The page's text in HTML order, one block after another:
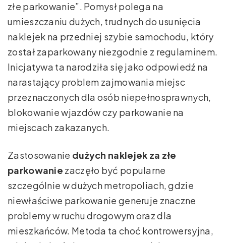
złe parkowanie”. Pomysł polega na
umieszczaniu dużych, trudnych do usunięcia
naklejek na przedniej szybie samochodu, który
został zaparkowany niezgodnie z regulaminem.
Inicjatywa ta narodziła się jako odpowiedź na
narastający problem zajmowania miejsc
przeznaczonych dla osób niepełnosprawnych,
blokowanie wjazdów czy parkowanie na
miejscach zakazanych.
Zastosowanie dużych naklejek za złe
parkowanie zaczęło być popularne
szczególnie w dużych metropoliach, gdzie
niewłaściwe parkowanie generuje znaczne
problemy w ruchu drogowym oraz dla
mieszkańców. Metoda ta choć kontrowersyjna,